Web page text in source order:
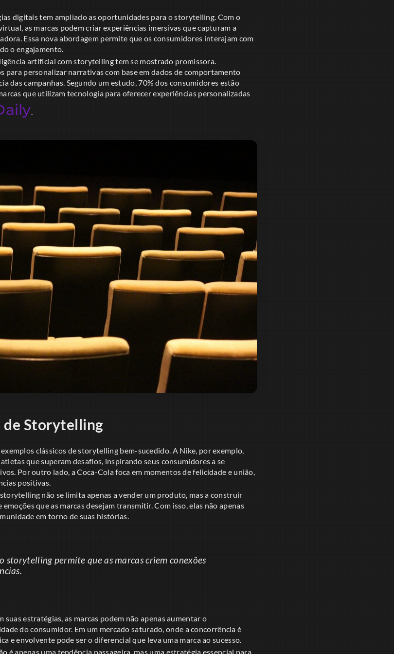
digitais tem ampliado as oportunidades para o storytelling. Com o
as marcas podem criar experiências imersivas que capturam a
Essa nova abordagem permite que os consumidores interajam com
o engajamento.
artificial com storytelling tem se mostrado promissora.
para personalizar narrativas com base em dados de comportamento
das campanhas. Segundo um estudo, 70% dos consumidores estão
que utilizam tecnologia para oferecer experiências personalizadas
.
de Storytelling
clássicos de storytelling bem-sucedido. A Nike, por exemplo,
que superam desafios, inspirando seus consumidores a se
Por outro lado, a Coca-Cola foca em momentos de felicidade e união,
positivas.
não se limita apenas a vender um produto, mas a construir
que as marcas desejam transmitir. Com isso, elas não apenas
em torno de suas histórias.
storytelling permite que as marcas criem conexões
estratégias, as marcas podem não apenas aumentar o
do consumidor. Em um mercado saturado, onde a concorrência é
e envolvente pode ser o diferencial que leva uma marca ao sucesso.
apenas uma tendência passageira, mas uma estratégia essencial para